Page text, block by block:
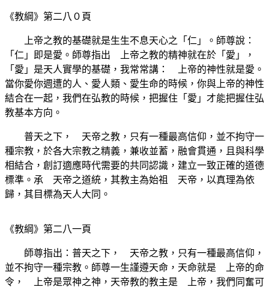
《教綱》第二八０頁
上帝之教的基礎就是生生不息天心之「仁」。師尊說：
「仁」即是愛。師尊指出 上帝之教的精神就在於「愛」，
「愛」是天人實學的基礎，我常常講： 上帝的神性就是愛。
當你愛你週遭的人、愛人類、愛生命的時候，你與上帝的神性
結合在一起，我們在弘教的時候，把握住「愛」才能把握住弘
教基本方向。
普天之下， 天帝之教，只有一種最高信仰，並不拘守一
種宗教，於各大宗教之精義，兼收並蓄，融會貫通，且與科學
相結合，創訂適應時代需要的共同認識，建立一致正確的道德
標準。承 天帝之道統，其教主為始祖 天帝，以真理為依
歸，其目標為天人大同。
《教綱》第二八一頁
師尊指出：普天之下， 天帝之教，只有一種最高信仰，
並不拘守一種宗教。師尊一生謹遵天命，天命就是 上帝的命
令， 上帝是眾神之神，天帝教的教主是 上帝，我們同奮可